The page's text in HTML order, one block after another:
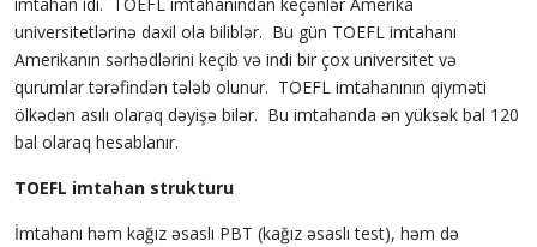
imtahan idi. TOEFL imtahanından keçənlər Amerika
universitetlərinə daxil ola biliblər. Bu gün TOEFL imtahanı
Amerikanın sərhədlərini keçib və indi bir çox universitet və
qurumlar tərəfindən tələb olunur. TOEFL imtahanının qiyməti
ölkədən asılı olaraq dəyişə bilər. Bu imtahanda ən yüksək bal 120
bal olaraq hesablanır.
TOEFL imtahan strukturu
İmtahanı həm kağız əsaslı PBT (kağız əsaslı test), həm də